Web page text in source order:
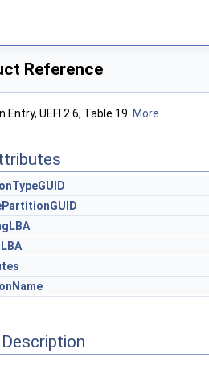
Reference
UEFI 2.6, Table 19. More...